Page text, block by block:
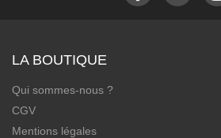
LA BOUTIQUE
Qui sommes-nous ?
CGV
Mentions légales